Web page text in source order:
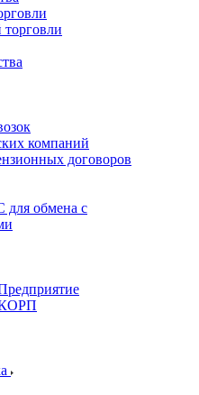
торговли
компаний
договоров
для обмена с